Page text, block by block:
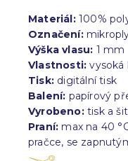
Materiál:100%
Označení:
Výška vlasu: 1 mm
Vlastnosti: vysoká
Tisk: digitální tisk
Balení: papírový
Vyrobeno:tisk a
Praní: max na 40
pračce, se